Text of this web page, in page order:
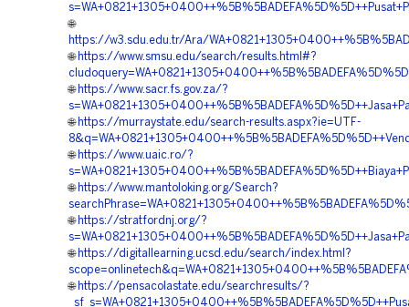
🌐
https://w3.sdu.edu.tr/Ara/
🌐 https://www.smsu.edu/search/results.html#?
🌐 https://www.sacr.fs.gov.za/?
🌐 https://murraystate.edu/search-results.aspx?ie=UTF-
🌐 https://www.uaic.ro/?
🌐 https://www.mantoloking.org/Search?
🌐 https://stratfordnj.org/?
🌐 https://digitallearning.ucsd.edu/search/index.html?
🌐 https://pensacolastate.edu/searchresults/?